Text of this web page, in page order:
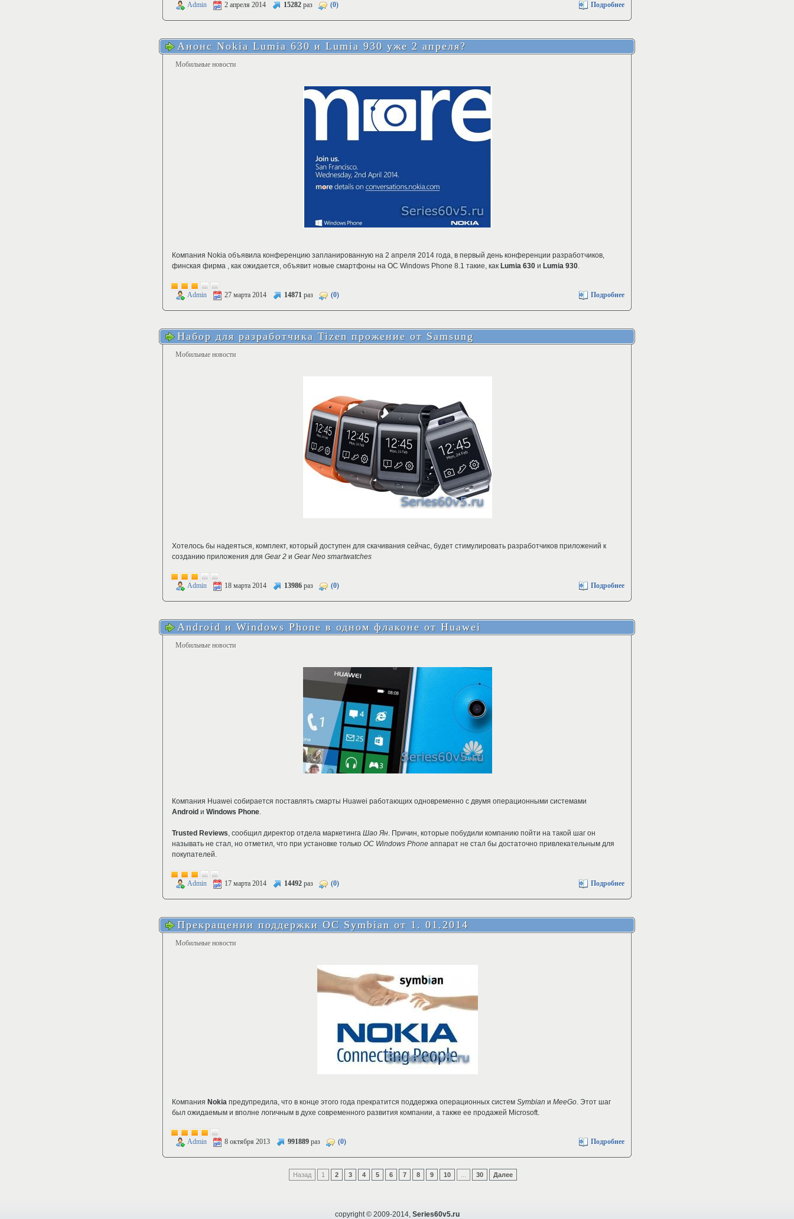
Admin 2 апреля 2014 15282 раз (0) Подробнее
Анонс Nokia Lumia 630 и Lumia 930 уже 2 апреля?
Мобильные новости
Компания Nokia объявила конференцию запланированную на 2 апреля 2014 года, в первый день конференции разработчиков,
финская фирма , как ожидается, объявит новые смартфоны на ОС Windows Phone 8.1 такие, как Lumia 630 и Lumia 930.
Admin 27 марта 2014 14871 раз (0) Подробнее
Набор для разработчика Tizen прожение от Samsung
Мобильные новости
Хотелось бы надеяться, комплект, который доступен для скачивания сейчас, будет стимулировать разработчиков приложений к
созданию приложения для Gear 2 и Gear Neo smartwatches
Admin 18 марта 2014 13986 раз (0) Подробнее
Android и Windows Phone в одном флаконе от Huawei
Мобильные новости
Компания Huawei собирается поставлять смарты Huawei работающих одновременно с двумя операционными системами
Android и Windows Phone.
Trusted Reviews, сообщил директор отдела маркетинга Шао Ян. Причин, которые побудили компанию пойти на такой шаг он
называть не стал, но отметил, что при установке только ОС Windows Phone аппарат не стал бы достаточно привлекательным для
покупателей.
Admin 17 марта 2014 14492 раз (0) Подробнее
Прекращении поддержки ОС Symbian от 1. 01.2014
Мобильные новости
Компания Nokia предупредила, что в конце этого года прекратится поддержка операционных систем Symbian и MeeGo. Этот шаг
был ожидаемым и вполне логичным в духе современного развития компании, а также ее продажей Microsoft.
Admin 8 октября 2013 991889 раз (0) Подробнее
Назад 1 2 3 4 5 6 7 8 9 10 30 Далее
copyright © 2009-2014, Series60v5.ru